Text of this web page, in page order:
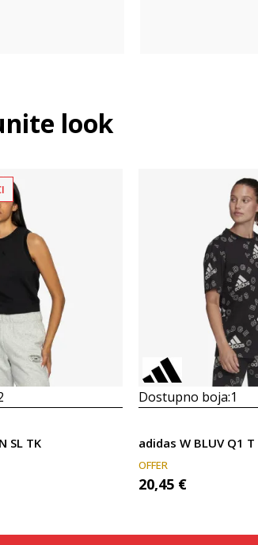
look
SL TK
Dostupno boja:1
adidas W BLUV Q1 T
OFFER
20,45 €